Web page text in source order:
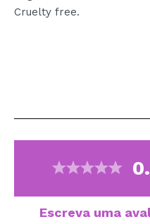
Cruelty free.
Escreva uma